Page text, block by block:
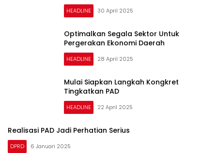
HEADLINE 30 April 2025
Optimalkan Segala Sektor Untuk
Pergerakan Ekonomi Daerah
HEADLINE 28 April 2025
Mulai Siapkan Langkah Kongkret
Tingkatkan PAD
HEADLINE 22 April 2025
Realisasi PAD Jadi Perhatian Serius
DPRD 6 Januari 2025